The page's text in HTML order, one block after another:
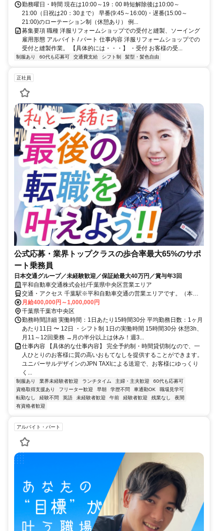
勤務曜日・時間 現在は10:00～19：00 時短解除後は10:00～
21:00（日祝は20：30まで） 早番(9:45～16:00)・遅番(15:00～
21:00)のローテーション制（休憩あり） 例...
募集要項 職種 洋服リフォームショップでの受付と縫製、ソーイング
雇用形態 アルバイト / パート 仕事内容 洋服リフォームショップでの
受付と縫製作業。 【具体的には・・・】 ・受付 お客様の受...
制服あり 60代も応募可 交通費支給 シフト制 髪型・髪色自由
正社員
公式応募・業界トップクラスの歩合率最大65%のサポ
ート乗務員
日本交通グループ／未経験歓迎／保証給最大40万円／賞与年3回
平和自動車交通株式会社/千葉県中央区営業エリア
交通・アクセス 千葉駅※平和自動車交通の営業エリアです。（本社
住所:東京都江戸川区松江3-1-8）
月給400,000円～1,000,000円
千葉県千葉市中央区
勤務時間詳細 実働時間：1日あたり15時間30分 平均勤務日数：1ヶ月
あたり11日 〜 12日 ・シフト制 1日の実働時間 15時間30分 休憩3h、
月11～12回乗務 →月の半分以上は休み！週3...
仕事内容 【具体的な仕事内容】 完全予約制・時間貸切制なので、一
人ひとりのお客様に質の高いおもてなしを提供することができます。
ユニバーサルデザインのJPN TAXIによる送迎で、お客様にゆっくり
く...
制服あり 業界未経験者歓迎 ランチタイム 主婦・主夫歓迎
60代も応募可
資格取得支援あり
フリーター歓迎 早朝 学歴不問 車通勤OK
職場見学可
転勤なし
経験不問 英語 未経験者歓迎 午前 経験者歓迎 残業なし
夜間
有資格者歓迎
アルバイト・パート